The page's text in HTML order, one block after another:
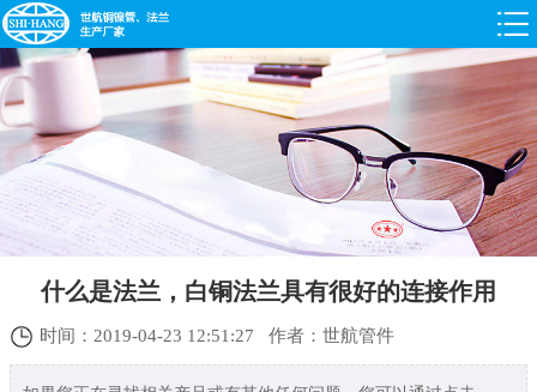
什么是法兰，白铜法兰具有很好的连接作用
时间：2019-04-23 12:51:27 作者：世航管件